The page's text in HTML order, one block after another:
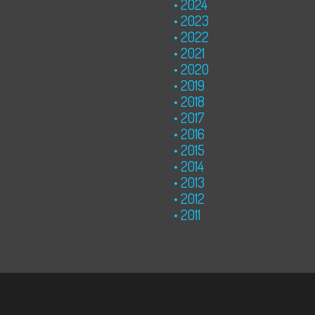
2024
2023
2022
2021
2020
2019
2018
2017
2016
2015
2014
2013
2012
2011